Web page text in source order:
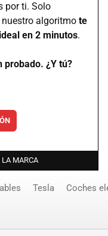
por ti. Solo
algoritmo te
en 2 minutos.
probado. ¿Y tú?
LA MARCA
Tesla Coches